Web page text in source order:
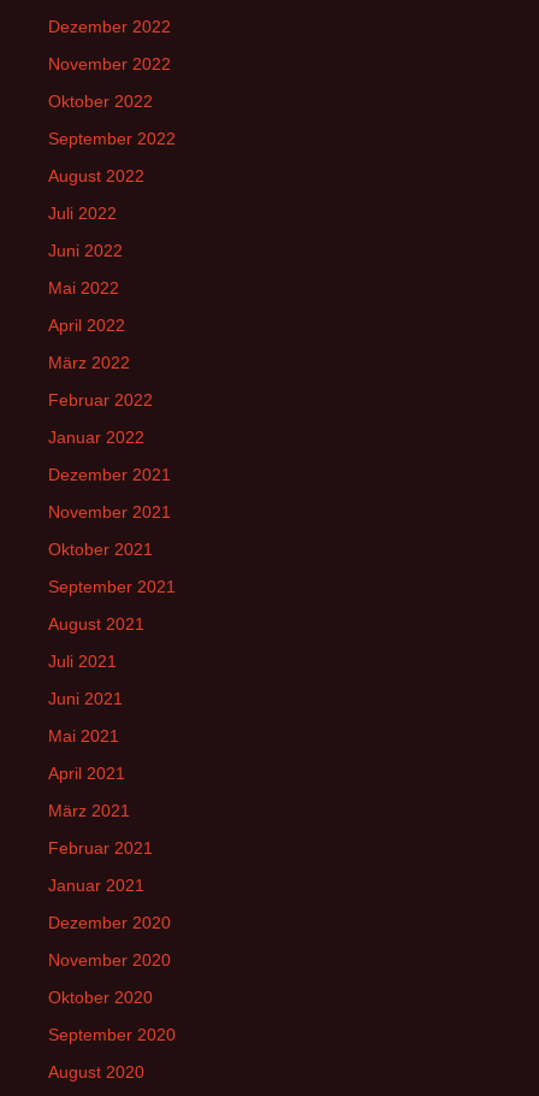
Dezember 2022
November 2022
Oktober 2022
September 2022
August 2022
Juli 2022
Juni 2022
Mai 2022
April 2022
März 2022
Februar 2022
Januar 2022
Dezember 2021
November 2021
Oktober 2021
September 2021
August 2021
Juli 2021
Juni 2021
Mai 2021
April 2021
März 2021
Februar 2021
Januar 2021
Dezember 2020
November 2020
Oktober 2020
September 2020
August 2020